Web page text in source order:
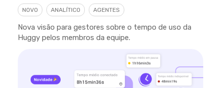
NOVO ANALÍTICO AGENTES
Nova visão para gestores sobre o tempo de uso da
Huggy pelos membros da equipe.